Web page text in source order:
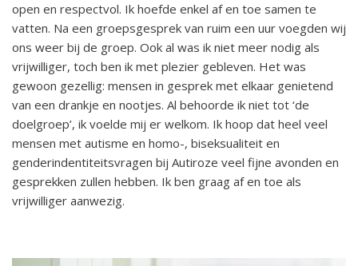
open en respectvol. Ik hoefde enkel af en toe samen te
vatten. Na een groepsgesprek van ruim een uur voegden wij
ons weer bij de groep. Ook al was ik niet meer nodig als
vrijwilliger, toch ben ik met plezier gebleven. Het was
gewoon gezellig: mensen in gesprek met elkaar genietend
van een drankje en nootjes. Al behoorde ik niet tot ‘de
doelgroep’, ik voelde mij er welkom. Ik hoop dat heel veel
mensen met autisme en homo-, biseksualiteit en
genderindentiteitsvragen bij Autiroze veel fijne avonden en
gesprekken zullen hebben. Ik ben graag af en toe als
vrijwilliger aanwezig.